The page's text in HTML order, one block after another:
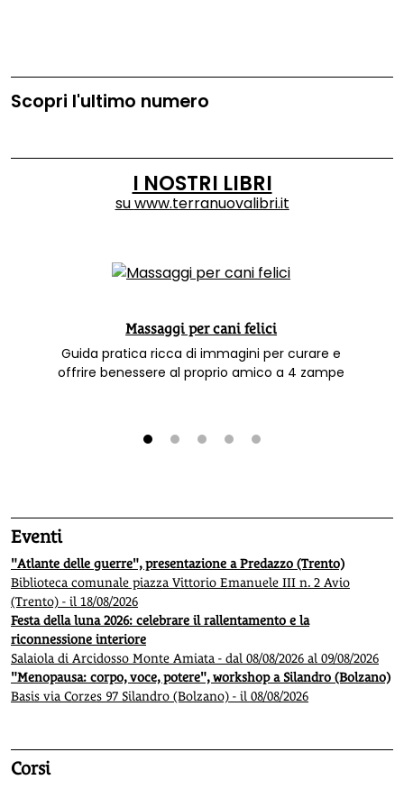
Scopri l'ultimo numero
I NOSTRI LIBRI
suwww.terranuovalibri.it
Massaggi per cani felici
Guida pratica ricca di immagini per curare e
offrire benessere al proprio amico a 4 zampe
Eventi
"Atlante delle guerre", presentazione a Predazzo (Trento)
Biblioteca comunale piazza Vittorio Emanuele III n. 2 Avio
(Trento) - il 18/08/2026
Festa della luna 2026: celebrare il rallentamento e la
riconnessione interiore
Salaiola di Arcidosso Monte Amiata - dal 08/08/2026 al 09/08/2026
"Menopausa: corpo, voce, potere", workshop a Silandro (Bolzano)
Basis via Corzes 97 Silandro (Bolzano) - il 08/08/2026
Corsi